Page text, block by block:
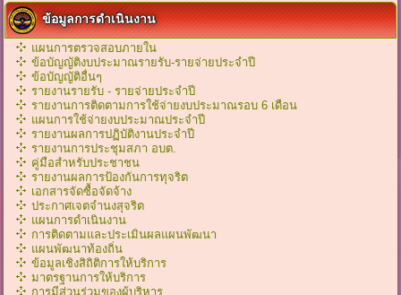
ข้อมูลการดำเนินงาน
แผนการตรวจสอบภายใน
ข้อบัญญัติงบประมาณรายรับ-รายจ่ายประจำปี
ข้อบัญญัติอื่นๆ
รายงานรายรับ - รายจ่ายประจำปี
รายงานการติดตามการใช้จ่ายงบประมาณรอบ 6 เดือน
แผนการใช้จ่ายงบประมาณประจำปี
รายงานผลการปฏิบัติงานประจำปี
รายงานการประชุมสภา อบต.
คู่มือสำหรับประชาชน
รายงานผลการป้องกันการทุจริต
เอกสารจัดซื้อจัดจ้าง
ประกาศเจตจำนงสุจริต
แผนการดำเนินงาน
การติดตามและประเมินผลแผนพัฒนา
แผนพัฒนาท้องถิ่น
ข้อมูลเชิงสิถิติการให้บริการ
มาตรฐานการให้บริการ
การมีส่วนร่วมของผู้บริหาร